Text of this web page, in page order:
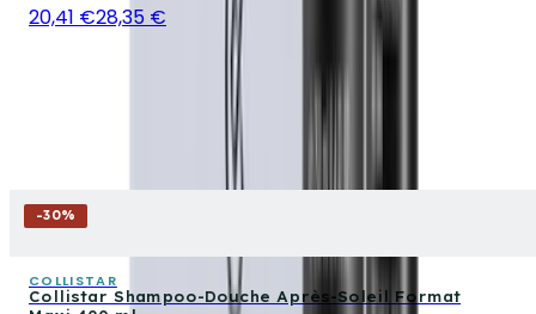
20,41 €28,35 €
-30%
COLLISTAR
Collistar Shampoo-Douche Après-Soleil Format